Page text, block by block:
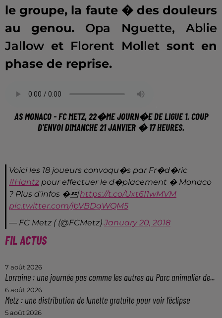
le groupe, la faute � des douleurs
au genou. Opa Nguette, Ablie
Jallow et Florent Molletsont en
phase de reprise.
AS MONACO - FC METZ, 22�ME JOURN�E DE LIGUE 1. COUP
D'ENVOI DIMANCHE 21 JANVIER � 17 HEURES.
Voici les 18 joueurs convoqu�s par Fr�d�ric
#Hantz pour effectuer le d�placement � Monaco
? Plus d'infos �https://t.co/Uxt6I1wMVM
pic.twitter.com/jbVBDgWQM5
— FC Metz ( (@FCMetz)January 20, 2018
FIL ACTUS
7 août 2026
Lorraine : une journée pas comme les autres au Parc animalier de...
6 août 2026
Metz : une distribution de lunette gratuite pour voir l’éclipse
5 août 2026